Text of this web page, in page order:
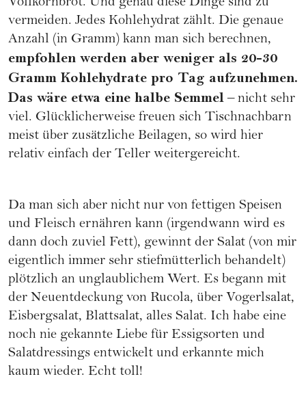
Vollkornbrot. Und genau diese Dinge sind zu
vermeiden. Jedes Kohlehydrat zählt. Die genaue
Anzahl (in Gramm) kann man sich berechnen,
empfohlen werden aber weniger als 20-30
Gramm Kohlehydrate pro Tag aufzunehmen.
Das wäre etwa eine halbe Semmel– nicht sehr
viel. Glücklicherweise freuen sich Tischnachbarn
meist über zusätzliche Beilagen, so wird hier
relativ einfach der Teller weitergereicht.
Da man sich aber nicht nur von fettigen Speisen
und Fleisch ernähren kann (irgendwann wird es
dann doch zuviel Fett), gewinnt der Salat (von mir
eigentlich immer sehr stiefmütterlich behandelt)
plötzlich an unglaublichem Wert. Es begann mit
der Neuentdeckung von Rucola, über Vogerlsalat,
Eisbergsalat, Blattsalat, alles Salat. Ich habe eine
noch nie gekannte Liebe für Essigsorten und
Salatdressings entwickelt und erkannte mich
kaum wieder. Echt toll!